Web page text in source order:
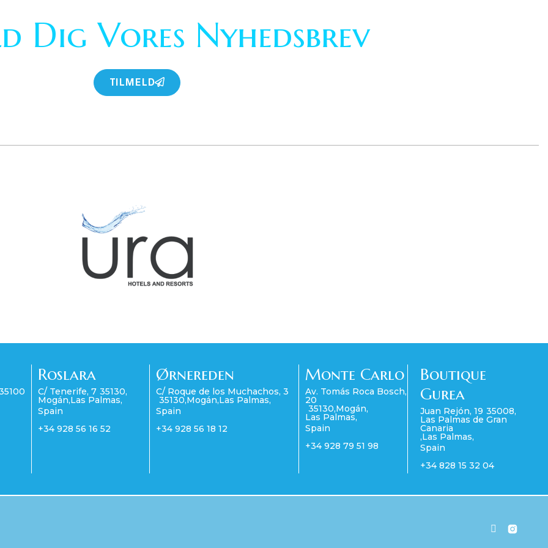
Dig Vores Nyhedsbrev
TILMELD
Roslara
C/ Tenerife, 7 35130,
Mogán,Las Palmas,
Spain
+34 928 56 16 52
Ørnereden
C/ Roque de los Muchachos, 3
35130,Mogán,Las Palmas,
Spain
+34 928 56 18 12
Monte Carlo
Av. Tomás Roca Bosch,
20
35130,Mogán,
Las Palmas,
Spain
+34 928 79 51 98
Boutique
Gurea
Juan Rejón, 19 35008,
Las Palmas de Gran
Canaria
,Las Palmas,
Spain
+34 828 15 32 04